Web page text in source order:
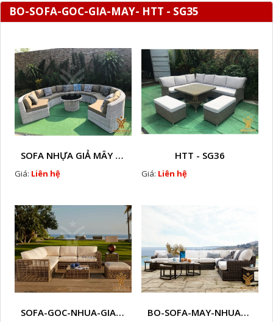
BO-SOFA-GOC-GIA-MAY- HTT - SG35
SOFA NHỰA GIẢ MÂY HTT - SG7
Giá: Liên hệ
HTT - SG36
Giá: Liên hệ
SOFA-GOC-NHUA-GIA-MAY-HTT - SG2 BO-SOFA-MAY-NHUA-HTT - SG1